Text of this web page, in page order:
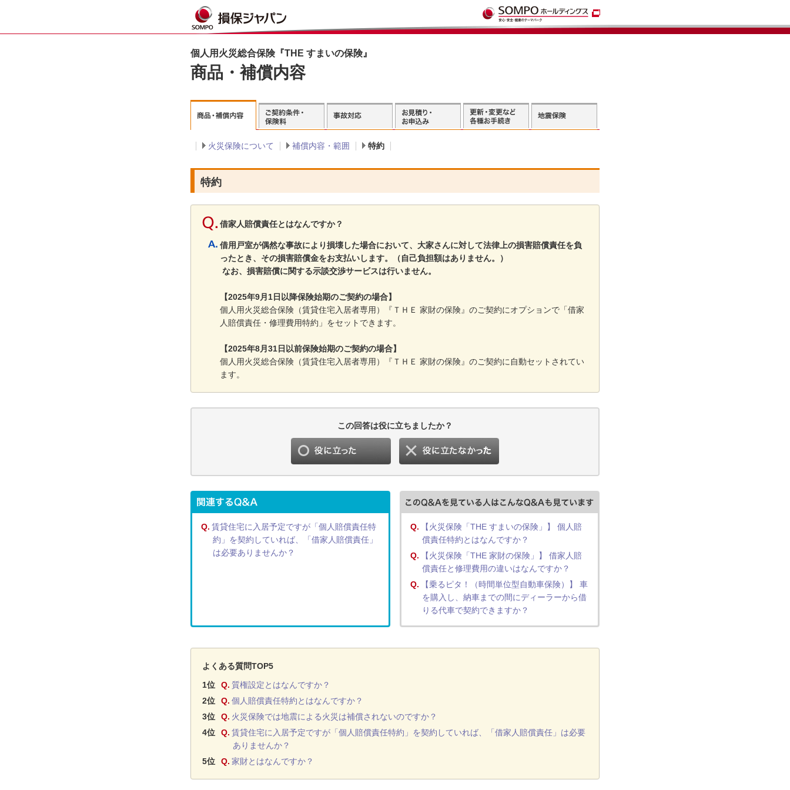
個人用火災総合保険『THE すまいの保険』
商品・補償内容
火災保険について 補償内容・範囲 特約
特約
借家人賠償責任とはなんですか？
借用戸室が偶然な事故により損壊した場合において、大家さんに対して法律上の損害賠償責任を負
ったとき、その損害賠償金をお支払いします。（自己負担額はありません。）
なお、損害賠償に関する示談交渉サービスは行いません。
【2025年9月1日以降保険始期のご契約の場合】
個人用火災総合保険（賃貸住宅入居者専用）『ＴＨＥ 家財の保険』のご契約にオプションで「借家
人賠償責任・修理費用特約」をセットできます。
【2025年8月31日以前保険始期のご契約の場合】
個人用火災総合保険（賃貸住宅入居者専用）『ＴＨＥ 家財の保険』のご契約に自動セットされてい
ます。
この回答は役に立ちましたか？
Q. 賃貸住宅に入居予定ですが「個人賠償責任特
約」を契約していれば、「借家人賠償責任」
は必要ありませんか？
Q.
【火災保険「THE すまいの保険」】 個人賠
償責任特約とはなんですか？
Q.
【火災保険「THE 家財の保険」】 借家人賠
償責任と修理費用の違いはなんですか？
Q.
【乗るピタ！（時間単位型自動車保険）】 車
を購入し、納車までの間にディーラーから借
りる代車で契約できますか？
よくある質問TOP5
1位
Q. 質権設定とはなんですか？
2位
Q. 個人賠償責任特約とはなんですか？
3位
Q. 火災保険では地震による火災は補償されないのですか？
4位
Q. 賃貸住宅に入居予定ですが「個人賠償責任特約」を契約していれば、「借家人賠償責任」は必要
ありませんか？
5位
Q. 家財とはなんですか？